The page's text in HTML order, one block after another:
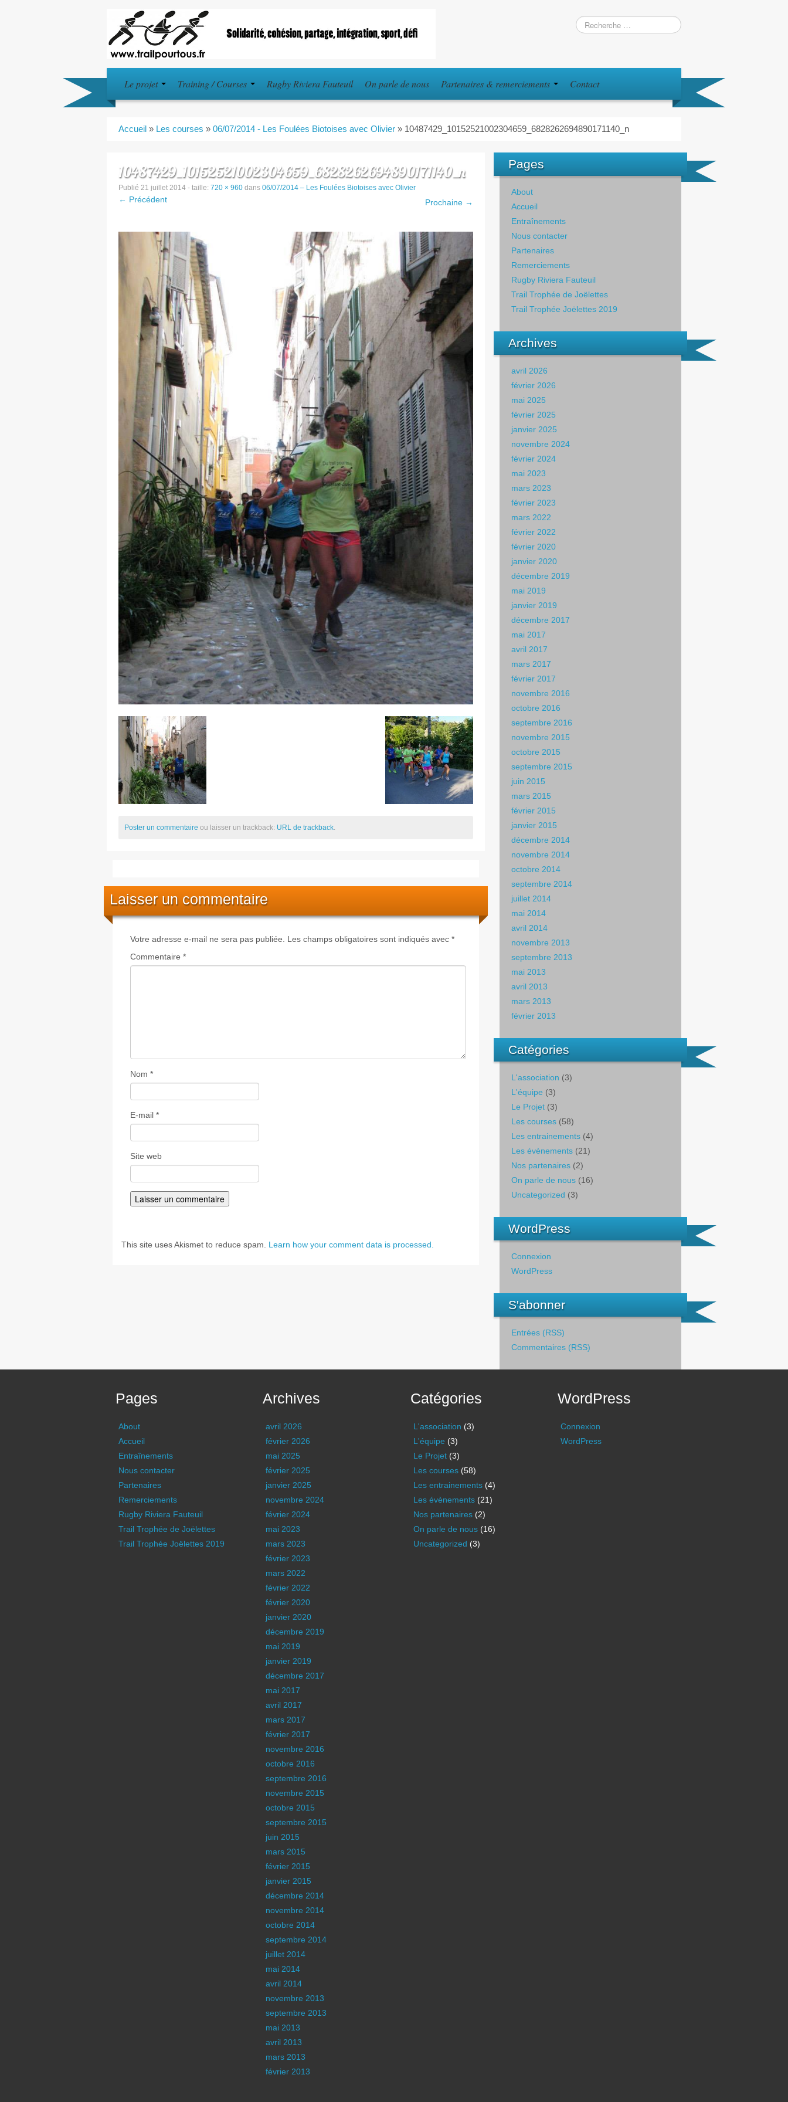
Le projet Training / Courses Rugby Riviera Fauteuil On parle de nous Partenaires & remerciements Contact
Accueil » Les courses » 06/07/2014 - Les Foulées Biotoises avec Olivier » 10487429_10152521002304659_6828262694890171140_n
10487429_10152521002304659_6828262694890171140_n
Publié 21 juillet 2014 - taille: 720 × 960 dans 06/07/2014 – Les Foulées Biotoises avec Olivier
← Précédent Prochaine →
Poster un commentaire ou laisser un trackback: URL de trackback.
Laisser un commentaire
Votre adresse e-mail ne sera pas publiée. Les champs obligatoires sont indiqués avec *
Commentaire *
Nom *
E-mail *
Site web
This site uses Akismet to reduce spam. Learn how your comment data is processed.
Pages
About
Accueil
Entraînements
Nous contacter
Partenaires
Remerciements
Rugby Riviera Fauteuil
Trail Trophée de Joëlettes
Trail Trophée Joëlettes 2019
Archives
avril 2026
février 2026
mai 2025
février 2025
janvier 2025
novembre 2024
février 2024
mai 2023
mars 2023
février 2023
mars 2022
février 2022
février 2020
janvier 2020
décembre 2019
mai 2019
janvier 2019
décembre 2017
mai 2017
avril 2017
mars 2017
février 2017
novembre 2016
octobre 2016
septembre 2016
novembre 2015
octobre 2015
septembre 2015
juin 2015
mars 2015
février 2015
janvier 2015
décembre 2014
novembre 2014
octobre 2014
septembre 2014
juillet 2014
mai 2014
avril 2014
novembre 2013
septembre 2013
mai 2013
avril 2013
mars 2013
février 2013
Catégories
L'association (3)
L'équipe (3)
Le Projet (3)
Les courses (58)
Les entrainements (4)
Les évènements (21)
Nos partenaires (2)
On parle de nous (16)
Uncategorized (3)
WordPress
Connexion
WordPress
S'abonner
Entrées (RSS)
Commentaires (RSS)
Pages
About
Accueil
Entraînements
Nous contacter
Partenaires
Remerciements
Rugby Riviera Fauteuil
Trail Trophée de Joëlettes
Trail Trophée Joëlettes 2019
Archives
avril 2026
février 2026
mai 2025
février 2025
janvier 2025
novembre 2024
février 2024
mai 2023
mars 2023
février 2023
mars 2022
février 2022
février 2020
janvier 2020
décembre 2019
mai 2019
janvier 2019
décembre 2017
mai 2017
avril 2017
mars 2017
février 2017
novembre 2016
octobre 2016
septembre 2016
novembre 2015
octobre 2015
septembre 2015
juin 2015
mars 2015
février 2015
janvier 2015
décembre 2014
novembre 2014
octobre 2014
septembre 2014
juillet 2014
mai 2014
avril 2014
novembre 2013
septembre 2013
mai 2013
avril 2013
mars 2013
février 2013
Catégories
L'association (3)
L'équipe (3)
Le Projet(3)
Les courses(58)
Les entrainements(4)
Les évènements(21)
Nos partenaires(2)
On parle de nous(16)
Uncategorized (3)
WordPress
Connexion
WordPress